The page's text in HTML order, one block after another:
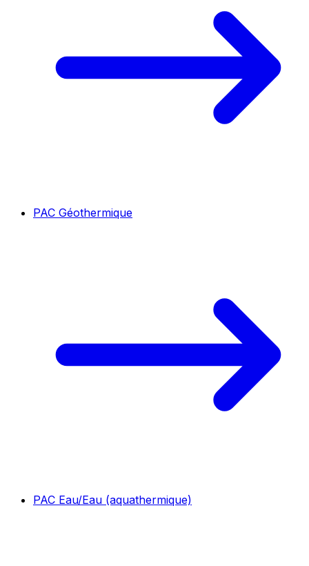
PAC Géothermique
PAC Eau/Eau (aquathermique)